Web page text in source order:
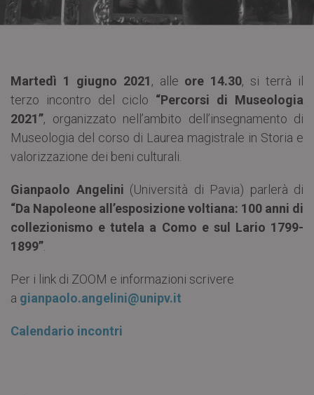
Martedì 1 giugno 2021, alle ore 14.30, si terrà il
terzo incontro del ciclo “Percorsi di Museologia
2021”, organizzato nell’ambito dell’insegnamento di
Museologia del corso di Laurea magistrale in Storia e
valorizzazione dei beni culturali.
Gianpaolo Angelini (Università di Pavia) parlerà di
“Da Napoleone all’esposizione voltiana: 100 anni di
collezionismo e tutela a Como e sul Lario 1799-
1899”
Per i link di ZOOM e informazioni scrivere
a gianpaolo.angelini@unipv.it
Calendario incontri